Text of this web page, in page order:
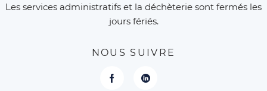
Les services administratifs et la déchèterie sont fermés les
jours fériés.
NOUS SUIVRE
FacebookLinkedIn